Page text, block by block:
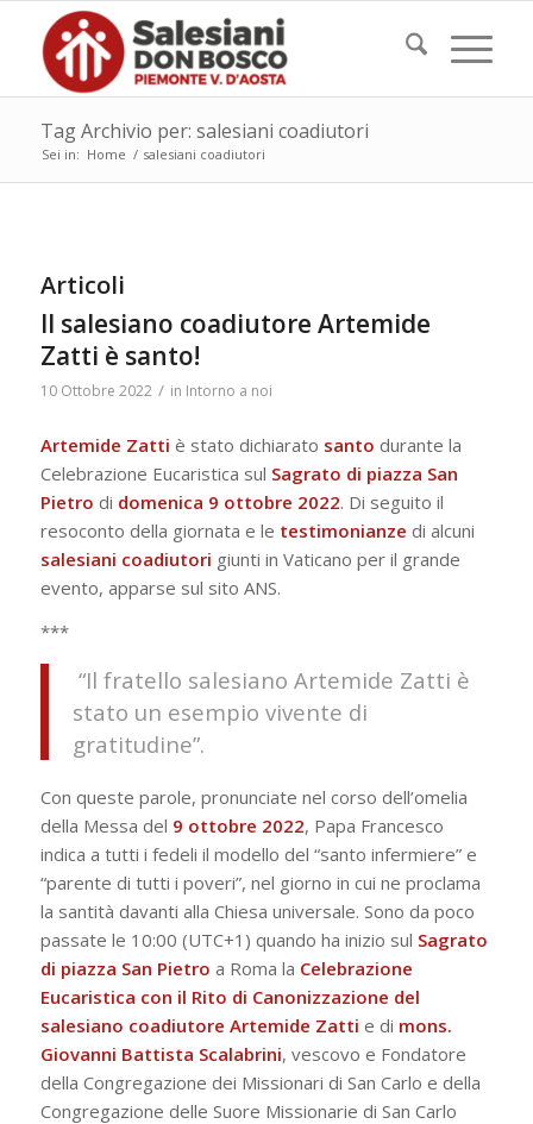
Tag Archivio per: salesiani coadiutori
Sei in: Home / salesiani coadiutori
Articoli
Il salesiano coadiutore Artemide
Zatti è santo!
10 Ottobre 2022 / in Intorno a noi
Artemide Zatti è stato dichiarato santo durante la
Celebrazione Eucaristica sul Sagrato di piazza San
Pietro di domenica 9 ottobre 2022. Di seguito il
resoconto della giornata e le testimonianze di alcuni
salesiani coadiutori giunti in Vaticano per il grande
evento, apparse sul sito ANS.
***
“Il fratello salesiano Artemide Zatti è
stato un esempio vivente di
gratitudine”.
Con queste parole, pronunciate nel corso dell’omelia
della Messa del 9 ottobre 2022, Papa Francesco
indica a tutti i fedeli il modello del “santo infermiere” e
“parente di tutti i poveri”, nel giorno in cui ne proclama
la santità davanti alla Chiesa universale. Sono da poco
passate le 10:00 (UTC+1) quando ha inizio sul Sagrato
di piazza San Pietro a Roma la Celebrazione
Eucaristica con il Rito di Canonizzazione del
salesiano coadiutore Artemide Zatti e di mons.
Giovanni Battista Scalabrini, vescovo e Fondatore
della Congregazione dei Missionari di San Carlo e della
Congregazione delle Suore Missionarie di San Carlo